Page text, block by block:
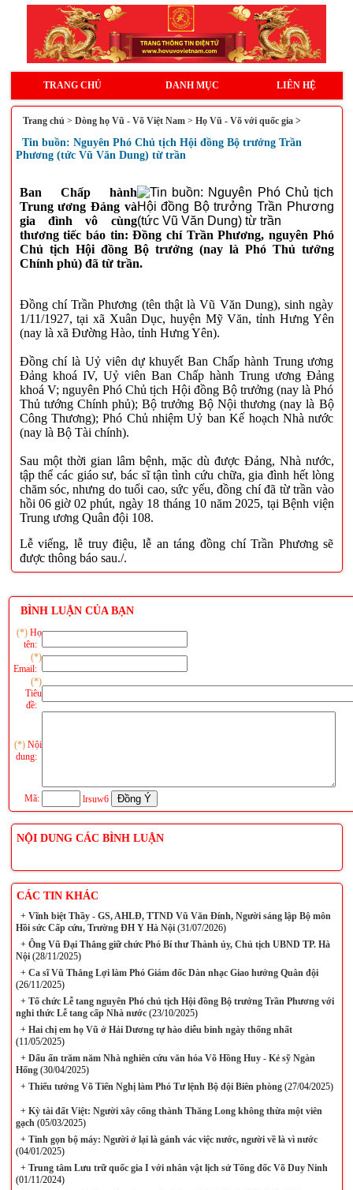
TRANG CHỦ DANH MỤC LIÊN HỆ
Trang chủ > Dòng họ Vũ - Võ Việt Nam> Họ Vũ - Võ với quốc gia >
Tin buồn: Nguyên Phó Chủ tịch Hội đồng Bộ trưởng Trần
Phương (tức Vũ Văn Dung) từ trần
Ban Chấp hành
Trung ương Đảng và
gia đình vô cùng
thương tiếc báo tin: Đồng chí Trần Phương, nguyên Phó
Chủ tịch Hội đồng Bộ trưởng (nay là Phó Thủ tướng
Chính phủ) đã từ trần.
Đồng chí Trần Phương (tên thật là Vũ Văn Dung), sinh ngày
1/11/1927, tại xã Xuân Dục, huyện Mỹ Văn, tỉnh Hưng Yên
(nay là xã Đường Hào, tỉnh Hưng Yên).
Đồng chí là Uỷ viên dự khuyết Ban Chấp hành Trung ương
Đảng khoá IV, Uỷ viên Ban Chấp hành Trung ương Đảng
khoá V; nguyên Phó Chủ tịch Hội đồng Bộ trưởng (nay là Phó
Thủ tướng Chính phủ); Bộ trưởng Bộ Nội thương (nay là Bộ
Công Thương); Phó Chủ nhiệm Uỷ ban Kế hoạch Nhà nước
(nay là Bộ Tài chính).
Sau một thời gian lâm bệnh, mặc dù được Đảng, Nhà nước,
tập thể các giáo sư, bác sĩ tận tình cứu chữa, gia đình hết lòng
chăm sóc, nhưng do tuổi cao, sức yếu, đồng chí đã từ trần vào
hồi 06 giờ 02 phút, ngày 18 tháng 10 năm 2025, tại Bệnh viện
Trung ương Quân đội 108.
Lễ viếng, lễ truy điệu, lễ an táng đồng chí Trần Phương sẽ
được thông báo sau./.
BÌNH LUẬN CỦA BẠN
(*) Họ
tên:
(*)
Email:
(*)
Tiêu
đề:
(*) Nội
dung:
Mã: lrsuw6
NỘI DUNG CÁC BÌNH LUẬN
CÁC TIN KHÁC
+Vĩnh biệt Thầy - GS, AHLĐ, TTND Vũ Văn Đính, Người sáng lập Bộ môn
Hồi sức Cấp cứu, Trường ĐH Y Hà Nội(31/07/2026)
+Ông Vũ Đại Thắng giữ chức Phó Bí thư Thành ủy, Chủ tịch UBND TP. Hà
Nội(28/11/2025)
+Ca sĩ Vũ Thắng Lợi làm Phó Giám đốc Dàn nhạc Giao hưởng Quân đội
(26/11/2025)
+Tổ chức Lễ tang nguyên Phó chủ tịch Hội đồng Bộ trưởng Trần Phương với
nghi thức Lễ tang cấp Nhà nước(23/10/2025)
+Hai chị em họ Vũ ở Hải Dương tự hào diễu binh ngày thống nhất
(11/05/2025)
+Dấu ấn trăm năm Nhà nghiên cứu văn hóa Võ Hồng Huy - Kẻ sỹ Ngàn
Hống(30/04/2025)
+Thiếu tướng Võ Tiến Nghị làm Phó Tư lệnh Bộ đội Biên phòng(27/04/2025)
+Kỳ tài đất Việt: Người xây cổng thành Thăng Long không thừa một viên
gạch(05/03/2025)
+Tinh gọn bộ máy: Người ở lại là gánh vác việc nước, người về là vì nước
(04/01/2025)
+Trung tâm Lưu trữ quốc gia I với nhân vật lịch sử Tổng đốc Võ Duy Ninh
(01/11/2024)